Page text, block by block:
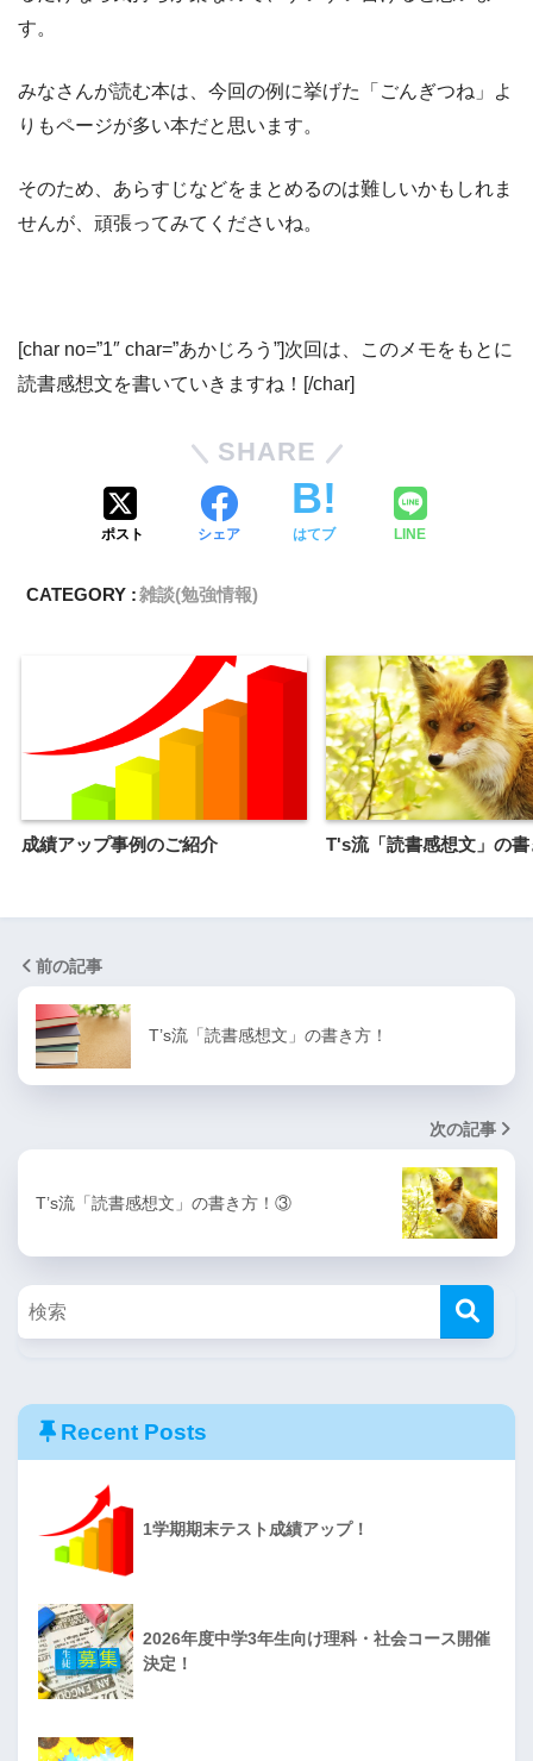
す。
みなさんが読む本は、今回の例に挙げた「ごんぎつね」よ
りもページが多い本だと思います。
そのため、あらすじなどをまとめるのは難しいかもしれま
せんが、頑張ってみてくださいね。
[char no=”1″ char=”あかじろう”]次回は、このメモをもとに
読書感想文を書いていきますね！[/char]
SHARE
ポスト シェア はてブ LINE
CATEGORY :雑談(勉強情報)
成績アップ事例のご紹介 T's流「読書感想文」の
前の記事
T’s流「読書感想文」の書き方！
次の記事
T’s流「読書感想文」の書き方！③
Recent Posts
1学期期末テスト成績アップ！
2026年度中学3年生向け理科・社会コース開催
決定！